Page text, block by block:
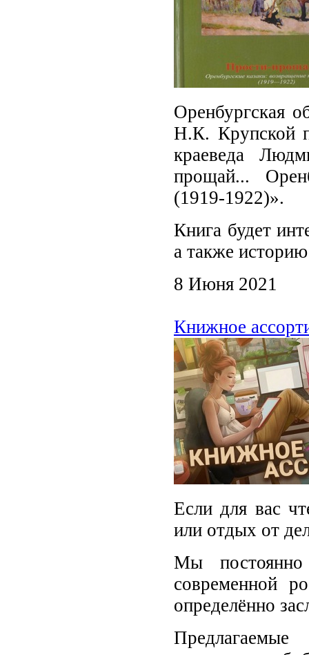
Оренбургская
Н.К. Крупской
краеведа
прощай...
(1919-1922)».
Книга будет
а также историю
8 Июня 2021
Книжное
Если для вас
или отдых от
Мы постоянно
современной
определённо